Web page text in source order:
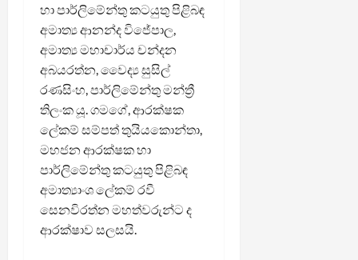
හා පාර්ලිමේන්තු කටයුතු පිළිබඳ
අමාත්‍ය ආනන්ද විජේපාල,
අමාත්‍ය මහාචාර්ය චන්දන
අබයරත්න, වෛද්‍ය සුසිල්
රණසිංහ, පාර්ලිමේන්තු මන්ත්‍රී
තිලංක යූ. ගමගේ, ආරක්ෂක
ලේකම් සම්පත් තුයියකොන්තා,
මහජන ආරක්ෂක හා
පාර්ලිමේන්තු කටයුතු පිළිබඳ
අමාත්‍යාංශ ලේකම් රවී
සෙනවිරත්න මහත්වරුන්ට ද
ආරක්ෂාව සලසයි.